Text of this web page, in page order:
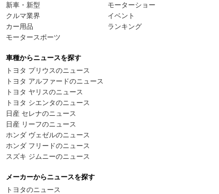
新車・新型
クルマ業界
カー用品
モータースポーツ
モーターショー
イベント
ランキング
車種からニュースを探す
トヨタ プリウスのニュース
トヨタ アルファードのニュース
トヨタ ヤリスのニュース
トヨタ シエンタのニュース
日産 セレナのニュース
日産 リーフのニュース
ホンダ ヴェゼルのニュース
ホンダ フリードのニュース
スズキ ジムニーのニュース
メーカーからニュースを探す
トヨタのニュース